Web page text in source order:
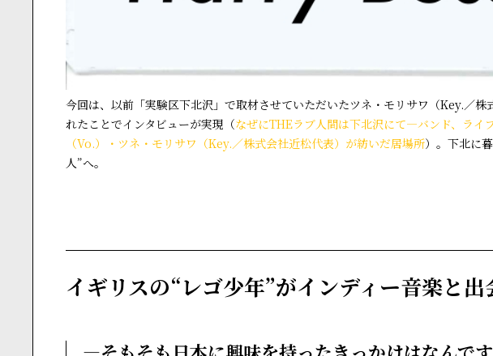
今回は、以前「実験区下北沢」で取材させていただいたツネ・モリサワ（Key.／株
れたことでインタビューが実現（なぜにTHEラブ人間は下北沢にて―バンド、ライ
（Vo.）・ツネ・モリサワ（Key.／株式会社近松代表）が紡いだ居場所）。下北に
人”へ。
イギリスの“レゴ少年”がインディー音楽と出